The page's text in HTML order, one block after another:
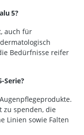
5?
auch für
Bedürfnisse reifer
Serie?
zu spenden, die
Linien sowie Falten